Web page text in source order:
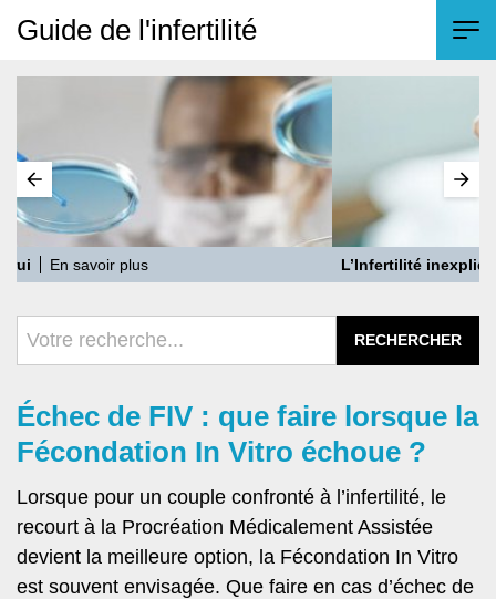
Guide de l'infertilité
L’Infertilité inexpliquée
Échec de FIV : que faire lorsque la
Fécondation In Vitro échoue ?
Lorsque pour un couple confronté à l’infertilité, le
recourt à la Procréation Médicalement Assistée
devient la meilleure option, la Fécondation In Vitro
est souvent envisagée. Que faire en cas d’échec de